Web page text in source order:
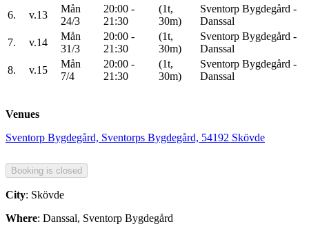
6.
v.13
Mån
24/3
20:00 -
21:30
(1t,
30m)
Sventorp Bygdegård -
Danssal
7.
v.14
Mån
31/3
20:00 -
21:30
(1t,
30m)
Sventorp Bygdegård -
Danssal
8.
v.15
Mån
7/4
20:00 -
21:30
(1t,
30m)
Sventorp Bygdegård -
Danssal
Venues
Sventorp Bygdegård, Sventorps Bygdegård, 54192 Skövde
City: Skövde
Where: Danssal, Sventorp Bygdegård